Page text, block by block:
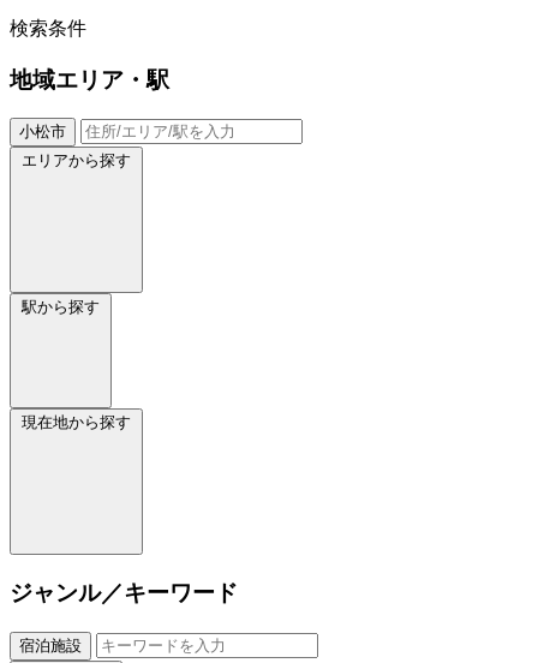
検索条件
地域エリア・駅
小松市
エリアから探す
駅から探す
現在地から探す
ジャンル／キーワード
宿泊施設